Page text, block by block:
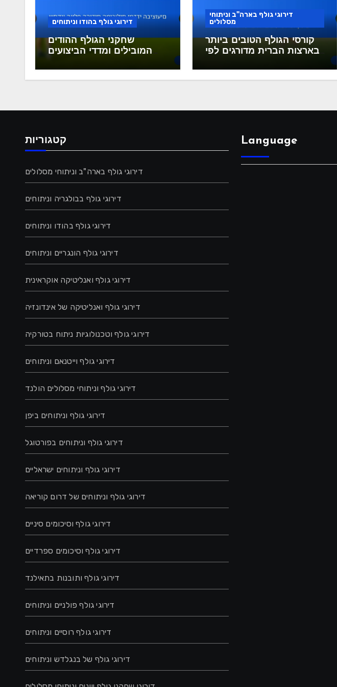
דירוגי גולף בהודו וניתוחים
שחקני הגולף ההודים
המובילים ומדדי הביצועים
דירוגי גולף בארה"ב וניתוחי
מסלולים
קורסי הגולף הטובים ביותר
בארצות הברית מדורגים לפי
קטגוריות
דירוגי גולף בארה"ב וניתוחי מסלולים
דירוגי גולף בבולגריה וניתוחים
דירוגי גולף בהודו וניתוחים
דירוגי גולף הונגריים וניתוחים
דירוגי גולף ואנליטיקה אוקראינית
דירוגי גולף ואנליטיקה של אינדונזיה
דירוגי גולף וטכנולוגיות ניתוח בטורקיה
דירוגי גולף וייטנאם וניתוחים
דירוגי גולף וניתוחי מסלולים הולנד
דירוגי גולף וניתוחים ביפן
דירוגי גולף וניתוחים בפורטוגל
דירוגי גולף וניתוחים ישראליים
דירוגי גולף וניתוחים של דרום קוריאה
דירוגי גולף וסיכומים סיניים
דירוגי גולף וסיכומים ספרדיים
דירוגי גולף ותובנות בתאילנד
דירוגי גולף פולניים וניתוחים
דירוגי גולף רוסיים וניתוחים
דירוגי גולף של בנגלדש וניתוחים
Language